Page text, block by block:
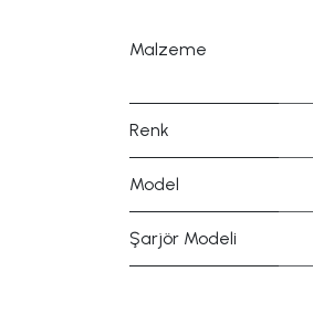
Malzeme
Renk
Model
Şarjör Modeli